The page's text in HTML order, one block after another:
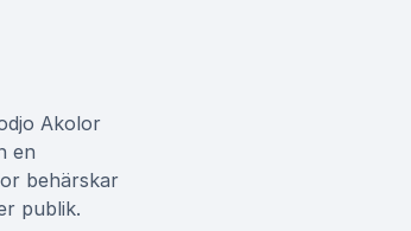
Akolor
en
behärskar
publik.